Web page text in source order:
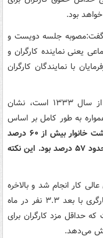
گفت:‌مصوبه جلسه دویست و
یعنی نماینده کارگران و
با نمایندگان کارگران
به گفته اسدی، سابقه قانون کار جدید که از سال ۱۳۳۳ است، نشان
به طور کامل بر اساس
اما امسال سبد معیشت خانوار بیش از ۶۰ درصد
پوشش داده شد، قبلا پوشش سبد معیشت حدود ۵۷ درصد بود. این نکته
کار انجام شد و بالاخره
توافق حاصل شد، سبد معیشت یک خانوار کارگری با بعد ۳.۳ نفر در ماه
است که حداقل مزد کارگران برای